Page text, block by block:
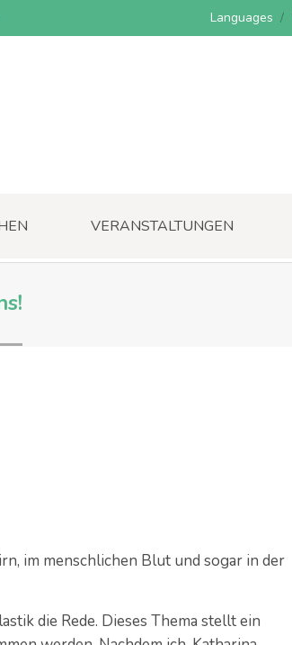
Languages
VERANSTALTUNGEN
im menschlichen Blut und sogar in der
die Rede. Dieses Thema stellt ein